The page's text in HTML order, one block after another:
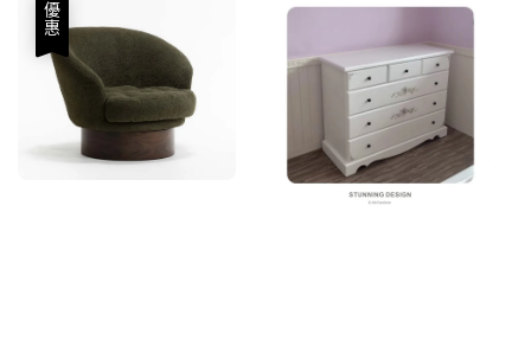
優惠